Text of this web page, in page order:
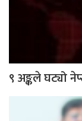
९ अङ्कले घट्यो